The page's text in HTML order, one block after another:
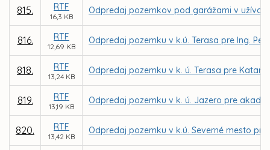
815. RTF
16,3 KB
Odpredaj pozemkov pod garážami v
816. RTF
12,69 KB
Odpredaj pozemku v k.ú. Terasa pre Ing.
818. RTF
13,24 KB
Odpredaj pozemku v k. ú. Terasa pre
819. RTF
13,19 KB
Odpredaj pozemku v k. ú. Jazero pre akad.
820. RTF
13,42 KB
Odpredaj pozemku v k.ú. Severné mesto pre